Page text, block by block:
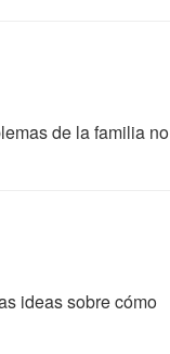
de la familia no
ideas sobre cómo